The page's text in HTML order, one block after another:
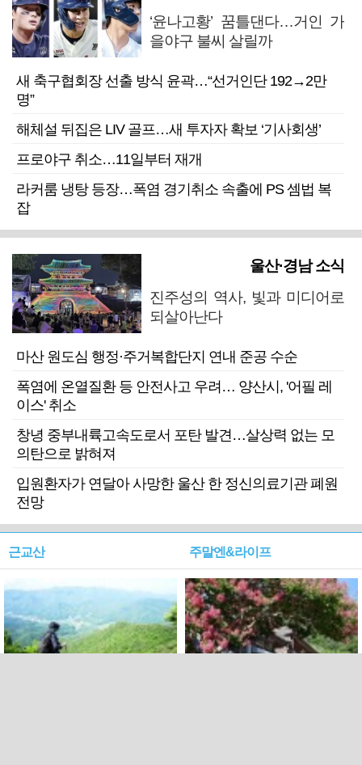
‘윤나고황’ 꿈틀댄다…거인 가
을야구 불씨 살릴까
새 축구협회장 선출 방식 윤곽…“선거인단 192→2만
명”
해체설 뒤집은 LIV 골프…새 투자자 확보 ‘기사회생’
프로야구 취소…11일부터 재개
라커룸 냉탕 등장…폭염 경기취소 속출에 PS 셈법 복
잡
울산·경남 소식
진주성의 역사, 빛과 미디어로
되살아난다
마산 원도심 행정·주거복합단지 연내 준공 수순
폭염에 온열질환 등 안전사고 우려… 양산시, '어필 레
이스' 취소
창녕 중부내륙고속도로서 포탄 발견…살상력 없는 모
의탄으로 밝혀져
입원환자가 연달아 사망한 울산 한 정신의료기관 폐원
전망
근교산 주말엔&라이프